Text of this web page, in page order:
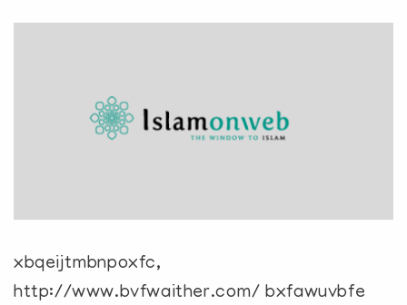
g
xbqeijtmbnpoxfc,
http://www.bvfwaither.com/ bxfawuvbfe